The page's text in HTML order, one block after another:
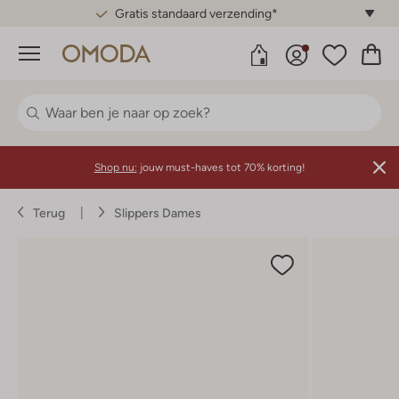
Gratis standaard verzending*
Menu
Shop nu: jouw must-haves tot 70% korting!
Terug Slippers Dames